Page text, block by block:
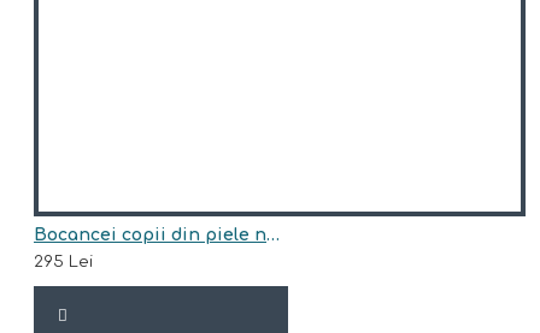
Bocancei copii din piele naturala model INDIGO
295 Lei